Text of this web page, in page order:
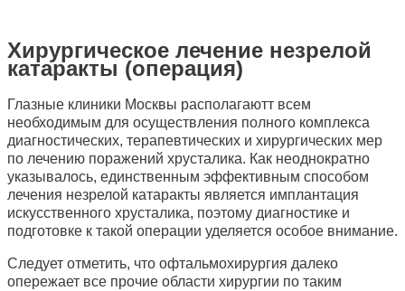
Хирургическое лечение незрелой
катаракты (операция)
Глазные клиники Москвы располагаютт всем
необходимым для осуществления полного комплекса
диагностических, терапевтических и хирургических мер
по лечению поражений хрусталика. Как неоднократно
указывалось, единственным эффективным способом
лечения незрелой катаракты является имплантация
искусственного хрусталика, поэтому диагностике и
подготовке к такой операции уделяется особое внимание.
Следует отметить, что офтальмохирургия далеко
опережает все прочие области хирургии по таким